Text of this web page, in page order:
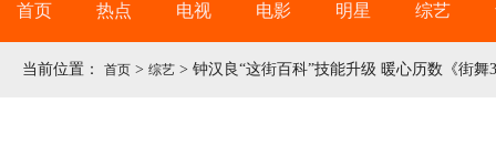
首页 热点 电视 电影 明星 综艺
当前位置： 首页 > 综艺 > 钟汉良“这街百科”技能升级 暖心历数《街舞